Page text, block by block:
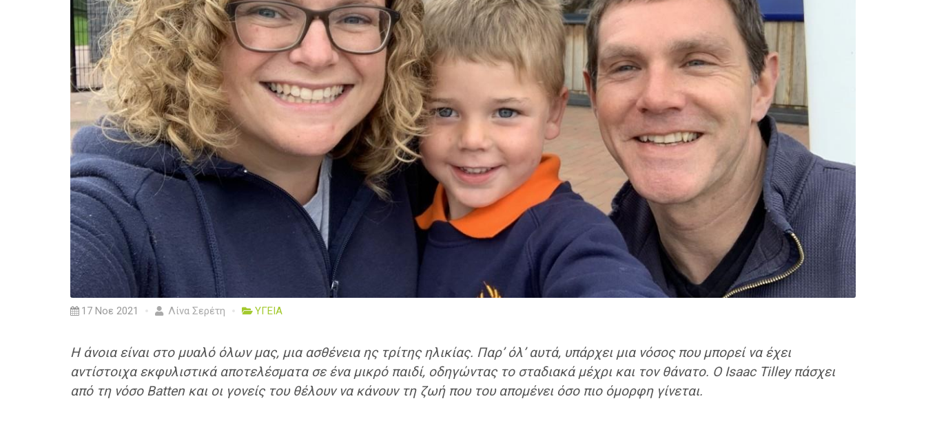
17 Νοε 2021 Λίνα Σερέτη ΥΓΕΙΑ
Η άνοια είναι στο μυαλό όλων μας, μια ασθένεια ης τρίτης ηλικίας. Παρ’ όλ’ αυτά, υπάρχει μια νόσος που μπορεί να έχει
αντίστοιχα εκφυλιστικά αποτελέσματα σε ένα μικρό παιδί, οδηγώντας το σταδιακά μέχρι και τον θάνατο. Ο Isaac Tilley πάσχει
από τη νόσο Batten και οι γονείς του θέλουν να κάνουν τη ζωή που του απομένει όσο πιο όμορφη γίνεται.